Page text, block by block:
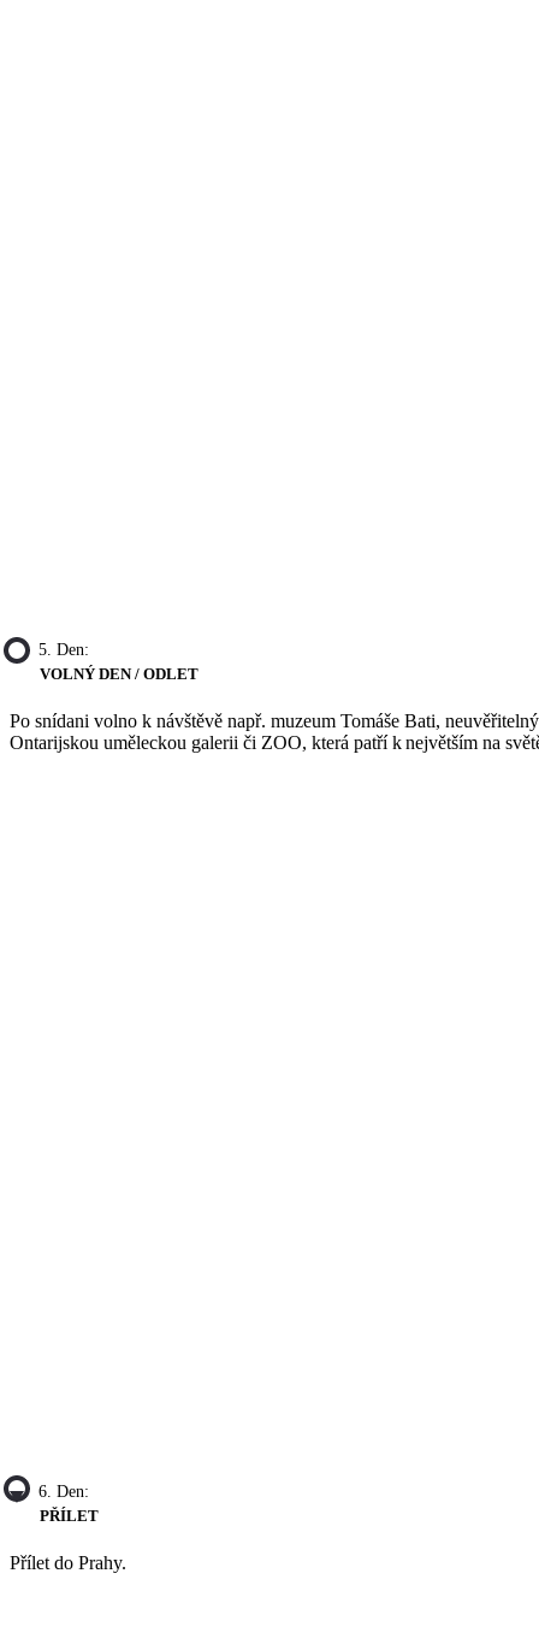
5. Den:
VOLNÝ DEN / ODLET
Po snídani volno k návštěvě např. muzeum Tomáše Bati,
Ontarijskou uměleckou galerii či ZOO, která patří k největším na
6. Den:
PŘÍLET
Přílet do Prahy.